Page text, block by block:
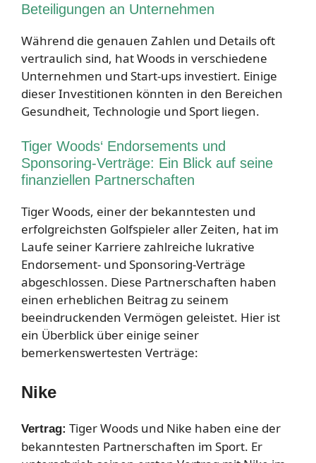
Beteiligungen an Unternehmen
Während die genauen Zahlen und Details oft
vertraulich sind, hat Woods in verschiedene
Unternehmen und Start-ups investiert. Einige
dieser Investitionen könnten in den Bereichen
Gesundheit, Technologie und Sport liegen.
Tiger Woods‘ Endorsements und
Sponsoring-Verträge: Ein Blick auf seine
finanziellen Partnerschaften
Tiger Woods, einer der bekanntesten und
erfolgreichsten Golfspieler aller Zeiten, hat im
Laufe seiner Karriere zahlreiche lukrative
Endorsement- und Sponsoring-Verträge
abgeschlossen. Diese Partnerschaften haben
einen erheblichen Beitrag zu seinem
beeindruckenden Vermögen geleistet. Hier ist
ein Überblick über einige seiner
bemerkenswertesten Verträge:
Nike
Vertrag: Tiger Woods und Nike haben eine der
bekanntesten Partnerschaften im Sport. Er